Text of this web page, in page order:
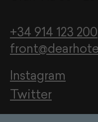
+34 914 123 200
Instagram
Twitter